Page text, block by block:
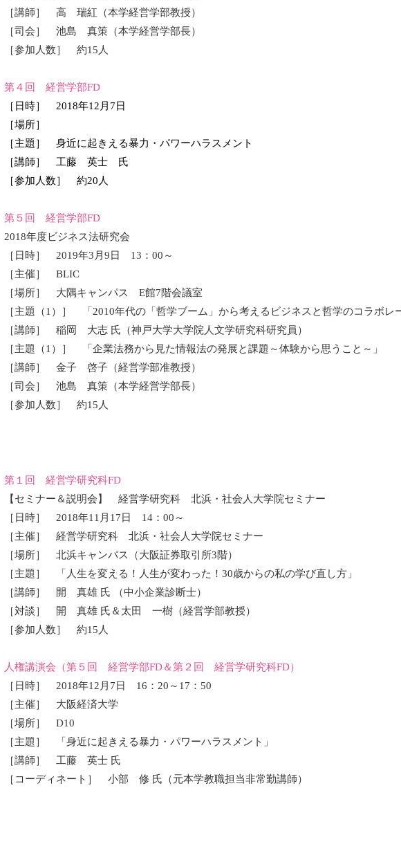
［講師］ 高 瑞紅（本学経営学部教授）
［司会］ 池島 真策（本学経営学部長）
［参加人数］ 約15人
第４回 経営学部FD
［日時］ 2018年12月7日
［場所］
［主題］ 身近に起きえる暴力・パワーハラスメント
［講師］ 工藤 英士 氏
［参加人数］ 約20人
第５回 経営学部FD
2018年度ビジネス法研究会
［日時］ 2019年3月9日 13：00～
［主催］ BLIC
［場所］ 大隅キャンパス E館7階会議室
［主題（1）］ 「2010年代の「哲学ブーム」から考えるビジネスと哲学のコラボレ
［講師］ 稲岡 大志 氏（神戸大学大学院人文学研究科研究員）
［主題（1）］ 「企業法務から見た情報法の発展と課題～体験から思うこと～」
［講師］ 金子 啓子（経営学部准教授）
［司会］ 池島 真策（本学経営学部長）
［参加人数］ 約15人
第１回 経営学研究科FD
【セミナー＆説明会】 経営学研究科 北浜・社会人大学院セミナー
［日時］ 2018年11月17日 14：00～
［主催］ 経営学研究科 北浜・社会人大学院セミナー
［場所］ 北浜キャンパス（大阪証券取引所3階）
［主題］ 「人生を変える！人生が変わった！30歳からの私の学び直し方」
［講師］ 開 真雄 氏 （中小企業診断士）
［対談］ 開 真雄 氏＆太田 一樹（経営学部教授）
［参加人数］ 約15人
人権講演会（第５回 経営学部FD＆第２回 経営学研究科FD）
［日時］ 2018年12月7日 16：20～17：50
［主催］ 大阪経済大学
［場所］ D10
［主題］ 「身近に起きえる暴力・パワーハラスメント」
［講師］ 工藤 英士 氏
［コーディネート］ 小部 修 氏（元本学教職担当非常勤講師）